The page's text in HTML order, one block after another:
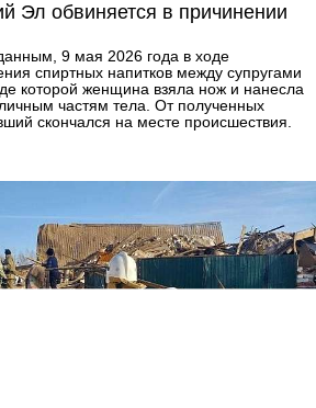
Эл обвиняется в причинении
9 мая 2026 года в ходе
спиртных напитков между супругами
которой женщина взяла нож и нанесла
частям тела. От полученных
скончался на месте происшествия.